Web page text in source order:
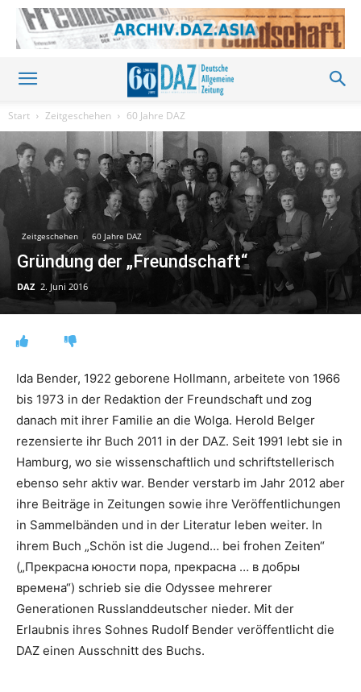
Start Zeitgeschehen 60 Jahre DAZ
Zeitgeschehen 60 Jahre DAZ
Gründung der „Freundschaft“
DAZ 2. Juni 2016
Ida Bender, 1922 geborene Hollmann, arbeitete von 1966
bis 1973 in der Redaktion der Freundschaft und zog
danach mit ihrer Familie an die Wolga. Herold Belger
rezensierte ihr Buch 2011 in der DAZ. Seit 1991 lebt sie in
Hamburg, wo sie wissenschaftlich und schriftstellerisch
ebenso sehr aktiv war. Bender verstarb im Jahr 2012 aber
ihre Beiträge in Zeitungen sowie ihre Veröffentlichungen
in Sammelbänden und in der Literatur leben weiter. In
ihrem Buch „Schön ist die Jugend… bei frohen Zeiten“
(„Прекрасна юности пора, прекрасна … в добры
времена“) schrieb sie die Odyssee mehrerer
Generationen Russlanddeutscher nieder. Mit der
Erlaubnis ihres Sohnes Rudolf Bender veröffentlicht die
DAZ einen Ausschnitt des Buchs.